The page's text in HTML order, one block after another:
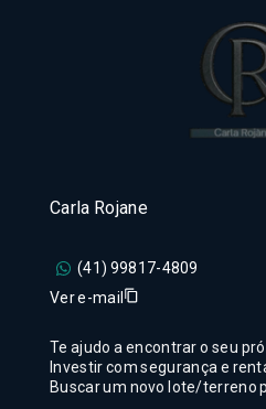
Carla Rojane
(41) 99817-4809
Ver e-mail
Te ajudo a encontrar o seu
Investir com segurança e
Buscar um novo lote/terreno